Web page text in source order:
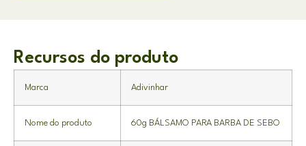
Recursos do produto
Marca Adivinhar
Nome do produto 60g BÁLSAMO PARA BARBA DE SEBO